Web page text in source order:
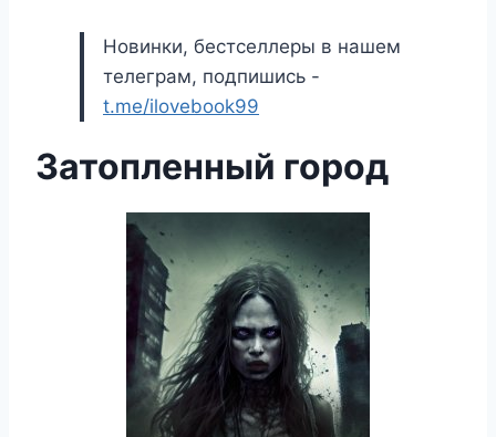
Новинки, бестселлеры в нашем
телеграм, подпишись -
t.me/ilovebook99
Затопленный город